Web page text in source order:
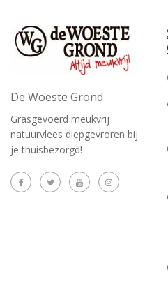
De Woeste Grond
Grasgevoerd meukvrij
natuurvlees diepgevroren bij
je thuisbezorgd!